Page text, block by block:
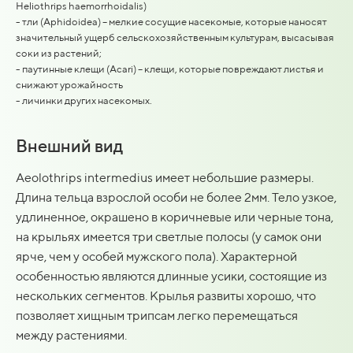
Heliothrips haemorrhoidalis)
- тли (Aphidoidea) – мелкие сосущие насекомые, которые наносят
значительный ущерб сельскохозяйственным культурам, высасывая
соки из растений;
- паутинные клещи (Acari) – клещи, которые повреждают листья и
снижают урожайность
- личинки других насекомых.
Внешний вид
Aeolothrips intermedius имеет небольшие размеры.
Длина тельца взрослой особи не более 2мм. Тело узкое,
удлиненное, окрашено в коричневые или черные тона,
на крыльях имеется три светлые полосы (у самок они
ярче, чем у особей мужского пола). Характерной
особенностью являются длинные усики, состоящие из
нескольких сегментов. Крылья развиты хорошо, что
позволяет хищным трипсам легко перемещаться
между растениями.